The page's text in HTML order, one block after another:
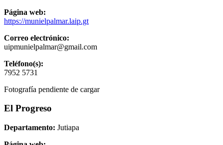
Página web:
https://munielpalmar.laip.gt
Correo electrónico:
uipmunielpalmar@gmail.com
Teléfono(s):
7952 5731
Fotografía pendiente de cargar
El Progreso
Departamento: Jutiapa